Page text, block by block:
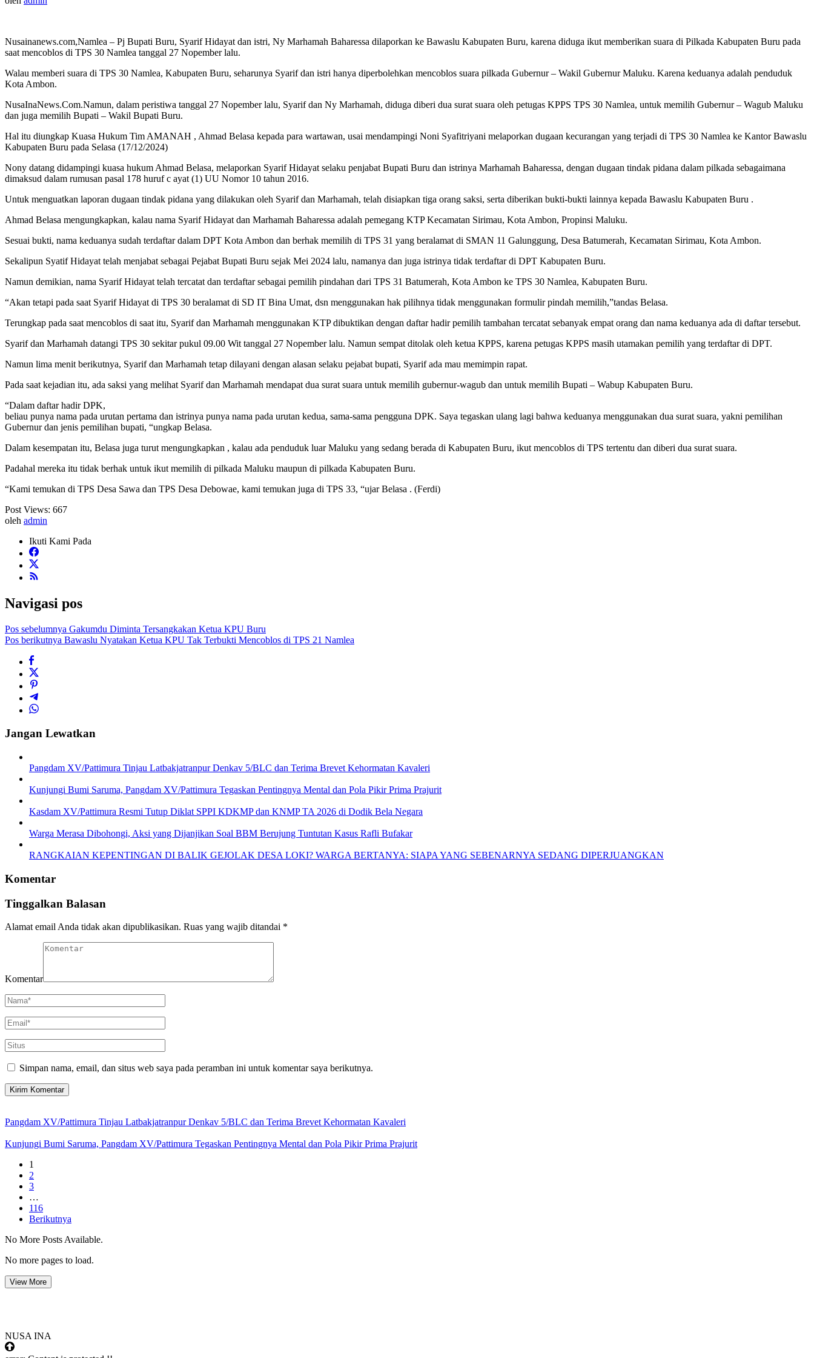
Nusainanews.com,Namlea – Pj Bupati Buru, Syarif Hidayat dan istri, Ny Marhamah Baharessa dilaporkan ke Bawaslu Kabupaten Buru, karena diduga ikut memberikan suara di Pilkada Kabupaten Buru pada
saat mencoblos di TPS 30 Namlea tanggal 27 Nopember lalu.
Walau memberi suara di TPS 30 Namlea, Kabupaten Buru, seharunya Syarif dan istri hanya diperbolehkan mencoblos suara pilkada Gubernur – Wakil Gubernur Maluku. Karena keduanya adalah penduduk
Kota Ambon.
NusaInaNews.Com.Namun, dalam peristiwa tanggal 27 Nopember lalu, Syarif dan Ny Marhamah, diduga diberi dua surat suara oleh petugas KPPS TPS 30 Namlea, untuk memilih Gubernur – Wagub Maluku
dan juga memilih Bupati – Wakil Bupati Buru.
Hal itu diungkap Kuasa Hukum Tim AMANAH , Ahmad Belasa kepada para wartawan, usai mendampingi Noni Syafitriyani melaporkan dugaan kecurangan yang terjadi di TPS 30 Namlea ke Kantor Bawaslu
Kabupaten Buru pada Selasa (17/12/2024)
Nony datang didampingi kuasa hukum Ahmad Belasa, melaporkan Syarif Hidayat selaku penjabat Bupati Buru dan istrinya Marhamah Baharessa, dengan dugaan tindak pidana dalam pilkada sebagaimana
dimaksud dalam rumusan pasal 178 huruf c ayat (1) UU Nomor 10 tahun 2016.
Untuk menguatkan laporan dugaan tindak pidana yang dilakukan oleh Syarif dan Marhamah, telah disiapkan tiga orang saksi, serta diberikan bukti-bukti lainnya kepada Bawaslu Kabupaten Buru .
Ahmad Belasa mengungkapkan, kalau nama Syarif Hidayat dan Marhamah Baharessa adalah pemegang KTP Kecamatan Sirimau, Kota Ambon, Propinsi Maluku.
Sesuai bukti, nama keduanya sudah terdaftar dalam DPT Kota Ambon dan berhak memilih di TPS 31 yang beralamat di SMAN 11 Galunggung, Desa Batumerah, Kecamatan Sirimau, Kota Ambon.
Sekalipun Syatif Hidayat telah menjabat sebagai Pejabat Bupati Buru sejak Mei 2024 lalu, namanya dan juga istrinya tidak terdaftar di DPT Kabupaten Buru.
Namun demikian, nama Syarif Hidayat telah tercatat dan terdaftar sebagai pemilih pindahan dari TPS 31 Batumerah, Kota Ambon ke TPS 30 Namlea, Kabupaten Buru.
“Akan tetapi pada saat Syarif Hidayat di TPS 30 beralamat di SD IT Bina Umat, dsn menggunakan hak pilihnya tidak menggunakan formulir pindah memilih,”tandas Belasa.
Terungkap pada saat mencoblos di saat itu, Syarif dan Marhamah menggunakan KTP dibuktikan dengan daftar hadir pemilih tambahan tercatat sebanyak empat orang dan nama keduanya ada di daftar tersebut.
Syarif dan Marhamah datangi TPS 30 sekitar pukul 09.00 Wit tanggal 27 Nopember lalu. Namun sempat ditolak oleh ketua KPPS, karena petugas KPPS masih utamakan pemilih yang terdaftar di DPT.
Namun lima menit berikutnya, Syarif dan Marhamah tetap dilayani dengan alasan selaku pejabat bupati, Syarif ada mau memimpin rapat.
Pada saat kejadian itu, ada saksi yang melihat Syarif dan Marhamah mendapat dua surat suara untuk memilih gubernur-wagub dan untuk memilih Bupati – Wabup Kabupaten Buru.
“Dalam daftar hadir DPK,
beliau punya nama pada urutan pertama dan istrinya punya nama pada urutan kedua, sama-sama pengguna DPK. Saya tegaskan ulang lagi bahwa keduanya menggunakan dua surat suara, yakni pemilihan
Gubernur dan jenis pemilihan bupati, “ungkap Belasa.
Dalam kesempatan itu, Belasa juga turut mengungkapkan , kalau ada penduduk luar Maluku yang sedang berada di Kabupaten Buru, ikut mencoblos di TPS tertentu dan diberi dua surat suara.
Padahal mereka itu tidak berhak untuk ikut memilih di pilkada Maluku maupun di pilkada Kabupaten Buru.
“Kami temukan di TPS Desa Sawa dan TPS Desa Debowae, kami temukan juga di TPS 33, “ujar Belasa . (Ferdi)
Post Views: 667
oleh admin
Ikuti Kami Pada
Navigasi pos
Pos sebelumnya Gakumdu Diminta Tersangkakan Ketua KPU Buru
Pos berikutnya Bawaslu Nyatakan Ketua KPU Tak Terbukti Mencoblos di TPS 21 Namlea
Jangan Lewatkan
Pangdam XV/Pattimura Tinjau Latbakjatranpur Denkav 5/BLC dan Terima Brevet Kehormatan Kavaleri
Kunjungi Bumi Saruma, Pangdam XV/Pattimura Tegaskan Pentingnya Mental dan Pola Pikir Prima Prajurit
Kasdam XV/Pattimura Resmi Tutup Diklat SPPI KDKMP dan KNMP TA 2026 di Dodik Bela Negara
Warga Merasa Dibohongi, Aksi yang Dijanjikan Soal BBM Berujung Tuntutan Kasus Rafli Bufakar
RANGKAIAN KEPENTINGAN DI BALIK GEJOLAK DESA LOKI? WARGA BERTANYA: SIAPA YANG SEBENARNYA SEDANG DIPERJUANGKAN
Komentar
Tinggalkan Balasan
Alamat email Anda tidak akan dipublikasikan. Ruas yang wajib ditandai *
Komentar
Simpan nama, email, dan situs web saya pada peramban ini untuk komentar saya berikutnya.
Pangdam XV/Pattimura Tinjau Latbakjatranpur Denkav 5/BLC dan Terima Brevet Kehormatan Kavaleri
Kunjungi Bumi Saruma, Pangdam XV/Pattimura Tegaskan Pentingnya Mental dan Pola Pikir Prima Prajurit
1
2
3
…
116
Berikutnya
No More Posts Available.
No more pages to load.
View More
NUSA INA